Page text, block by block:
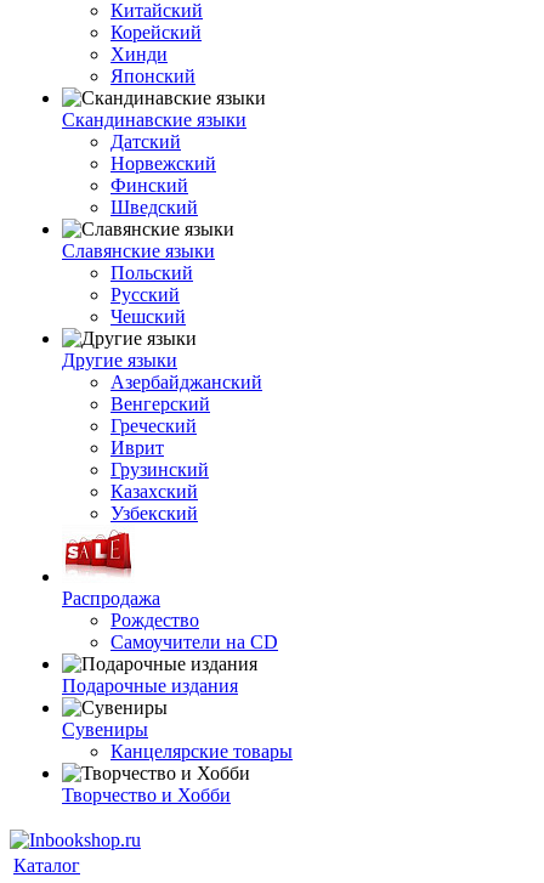
Китайский
Корейский
Хинди
Японский
Скандинавские языки
Датский
Норвежский
Финский
Шведский
Славянские языки
Польский
Русский
Чешский
Другие языки
Азербайджанский
Венгерский
Греческий
Иврит
Грузинский
Казахский
Узбекский
Распродажа
Рождество
Самоучители на CD
Подарочные издания
Сувениры
Канцелярские товары
Творчество и Хобби
Каталог